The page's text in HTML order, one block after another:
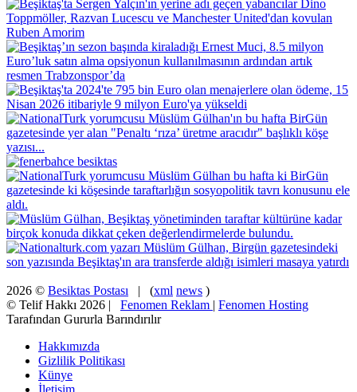
2026 © Besiktas Postası | (xml news )
© Telif Hakkı 2026 | Fenomen Reklam | Fenomen Hosting
Tarafından Gururla Barındırılır
Hakkımızda
Gizlilik Politikası
Künye
İletişim